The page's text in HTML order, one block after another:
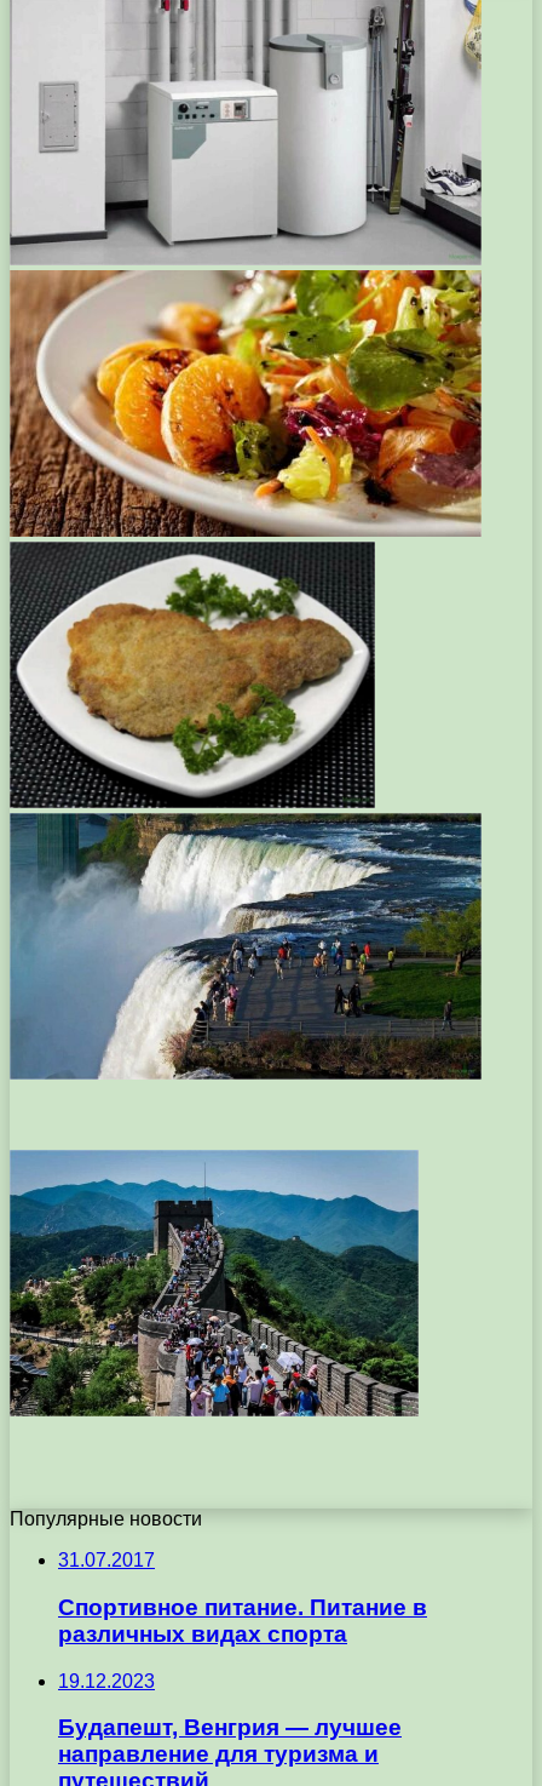
Популярные новости
31.07.2017
Спортивное питание. Питание в
различных видах спорта
19.12.2023
Будапешт, Венгрия — лучшее
направление для туризма и
путешествий